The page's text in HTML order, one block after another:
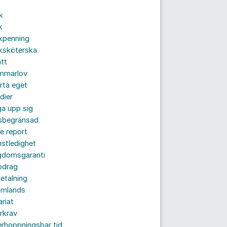
eget
upp sig
report
tid